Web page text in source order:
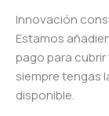
Innovación
Estamos
pago para
siempre tengas
disponible.